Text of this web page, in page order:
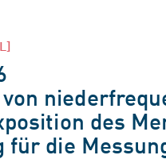
des
für die